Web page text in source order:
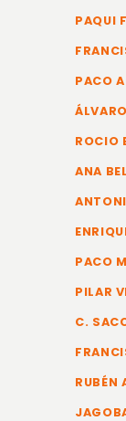
PAQUI
PACO
ROCIO
ANA
PACO
PILAR
C.
RUBÉN